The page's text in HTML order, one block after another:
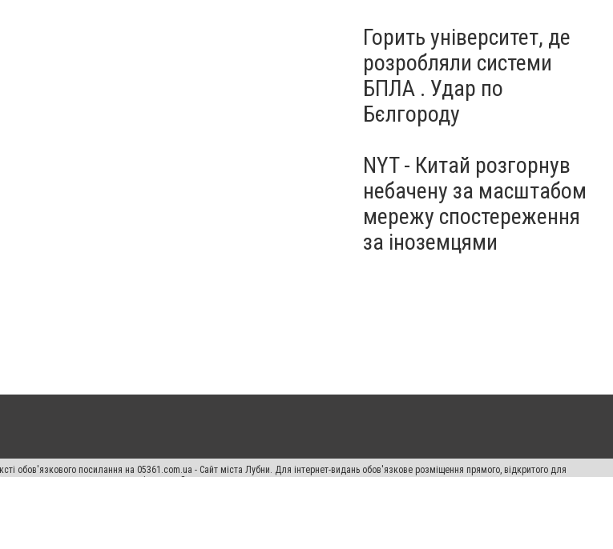
Горить університет, де
розробляли системи
БПЛА . Удар по
Бєлгороду
NYT - Китай розгорнув
небачену за масштабом
мережу спостереження
за іноземцями
обов'язкового посилання на 05361.com.ua - Сайт міста Лубни. Для інтернет-видань обов'язкове розміщення прямого, відкритого для
виняткових прав переслідується Законом.